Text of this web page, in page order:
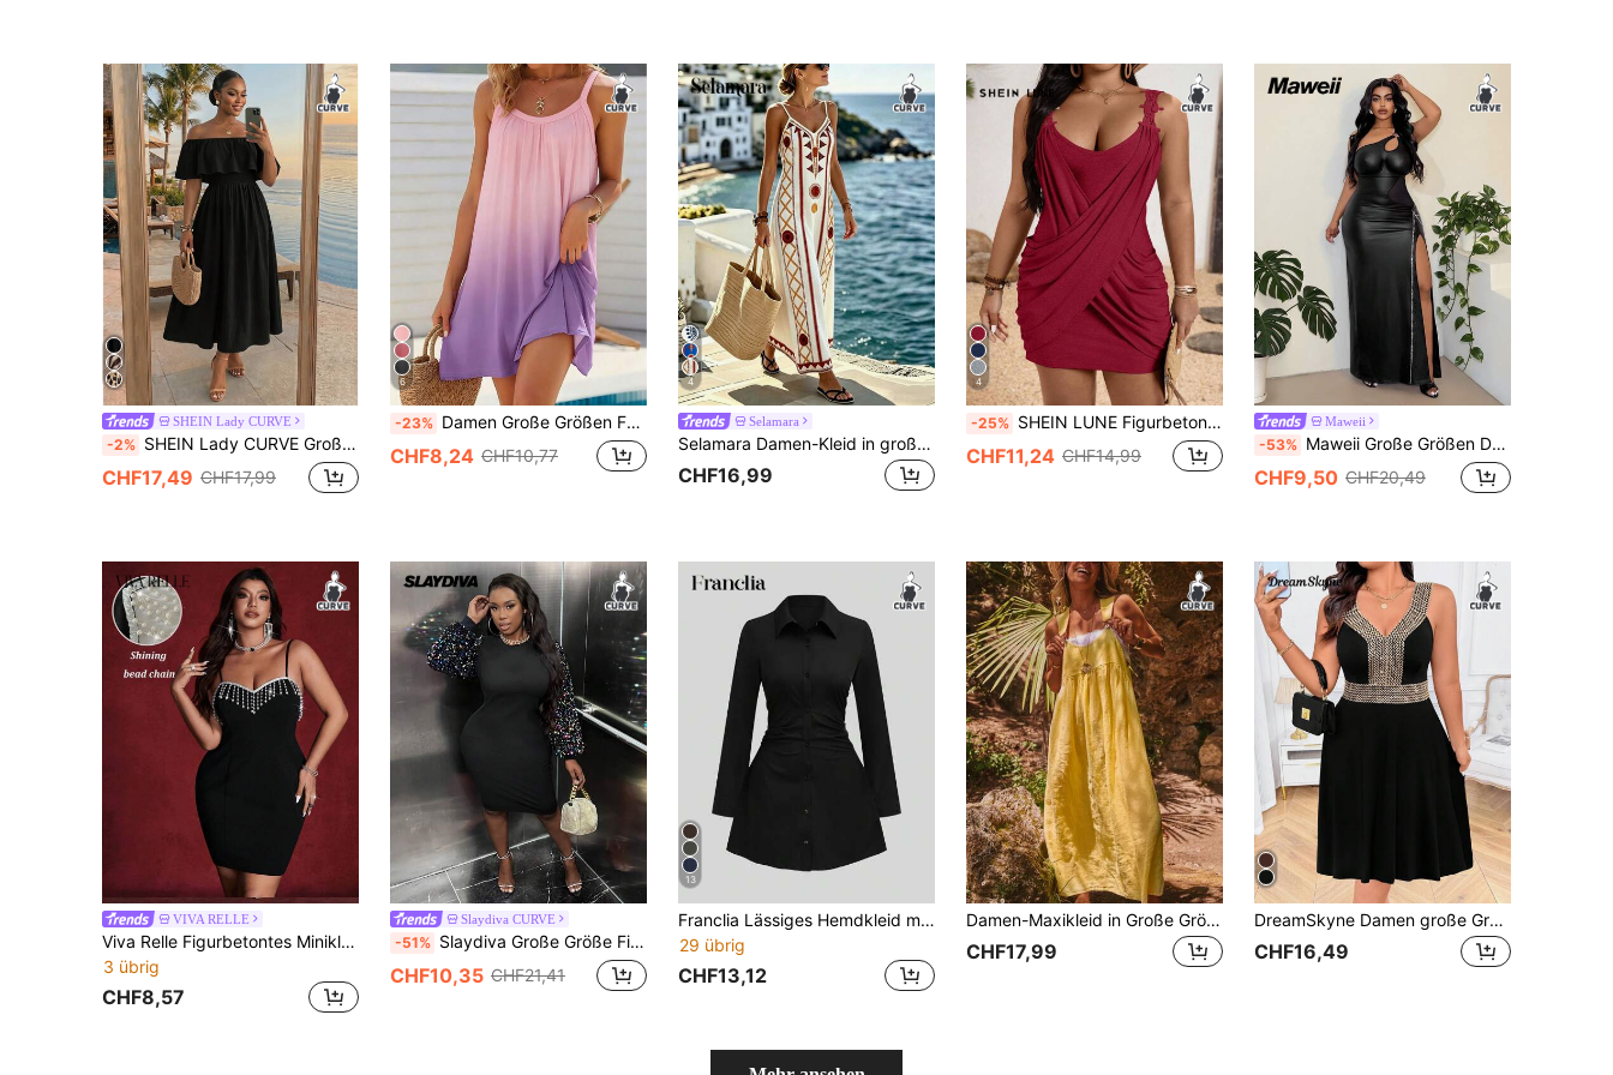
SHEIN Lady CURVE
-2% SHEIN Lady CURVE Große Größen Schwarzes Off-Shoulder lockeres A-Linien-Kleid, Urlaubskleidung, schwarzes Kleid schickes Kleid elegantes Sommerkleid
CHF17,49 CHF17,99
6
-23% Damen Große Größen Farbverlauf Strand Cami Kleid, Ärmellos Spaghetti Träger, Knielänge Rückenfrei Strickstoff, Sommerurlaub Elegante Party, Boho
CHF8,24 CHF10,77
4
Selamara
Selamara Damen-Kleid in großen Größen mit geometrischem Muster, lässig für Partys, mit Spaghettiträgern
CHF16,99
4
-25% SHEIN LUNE Figurbetontes Kleid in Große Größen mit V-Ausschnitt, Kreuzdetails, Raffungen und asymmetrischem Saum mit Volants
CHF11,24 CHF14,99
Maweii
-53% Maweii Große Größen Damen Schwarzes Kunstleder Sexy Ausgeschnittenes Bandage Casual Französischer Stil Elastisch Strick Vielseitig Bequemes Slip Kleid, Geeignet für Frühling/Sommer Sexy Kleider für Damen Satin Damen Kleid Abendgarderobe Damen 2 Stücke Set Damen Party Kleid Wow Kleid Abendkleid
CHF9,50 CHF20,49
VIVA RELLE
Viva Relle Figurbetontes Minikleid in Große Größen für Partys und Cocktails mit Perlen und Quasten-Dekor, geeignet für den Valentinstag
3 übrig
CHF8,57
Slaydiva CURVE
-51% Slaydiva Große Größe Figurbetontes Kleid mit Kontrast Pailletten, Laternenärmeln,
CHF10,35 CHF21,41
13
Franclia Lässiges Hemdkleid mit Taillenbetonung und langen Ärmeln in Übergröße
29 übrig
CHF13,12
Damen-Maxikleid in Große Größen, einfarbig, ärmellos, locker, lässig, lang, elegant, gelb, geeignet für Sommer, Lässig, Urlaub und Reisen
CHF17,99
DreamSkyne Damen große Größen elastisches, tailliertes elegantes Strickkleid in A-Linie, knielang
CHF16,49